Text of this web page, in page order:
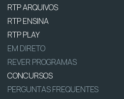
RTP ARQUIVOS
RTP ENSINA
RTP PLAY
EM DIRETO
REVER PROGRAMAS
CONCURSOS
PERGUNTAS FREQUENTES